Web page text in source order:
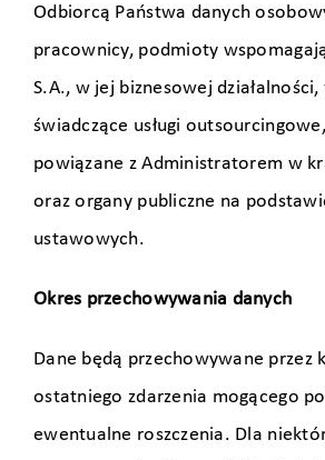
Odbiorcą Państwa danych
pracownicy, podmioty
S.A., w jej biznesowej
świadczące usługi
powiązane z Administratorem w
oraz organy publiczne na
ustawowych.
Okres przechowywania danych
Dane będą przechowywane przez
ostatniego zdarzenia mogącego
ewentualne roszczenia. Dla